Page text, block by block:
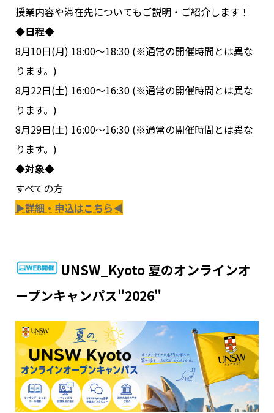
授業内容や滞在先についてもご説明・ご紹介します！
◆日程◆
8月10日(月) 18:00～18:30 (※通常の開催時間とは異な
ります。)
8月22日(土) 16:00～16:30 (※通常の開催時間とは異な
ります。)
8月29日(土) 16:00～16:30 (※通常の開催時間とは異な
ります。)
◆対象◆
すべての方
▶詳細・申込はこちら◀
UNSW_Kyoto 夏のオンラインオ
ープンキャンパス"2026"